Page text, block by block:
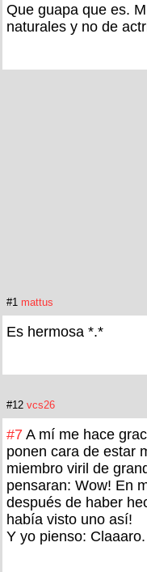
Que guapa que es.
naturales y no de
#1 mattus
Es hermosa *.*
#12 vcs26
#7 A mí me hace
ponen cara de estar
miembro viril de
pensaran: Wow! En
después de haber
había visto uno así!
Y yo pienso: Claaaro.